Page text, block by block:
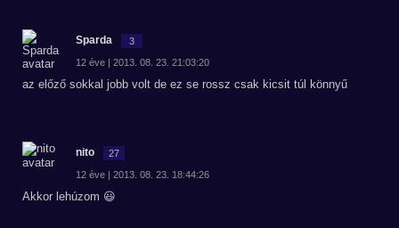
Sparda 3
12 éve | 2013. 08. 23. 21:03:20
az előző sokkal jobb volt de ez se rossz csak kicsit túl könnyű
nito 27
12 éve | 2013. 08. 23. 18:44:26
Akkor lehúzom 😃